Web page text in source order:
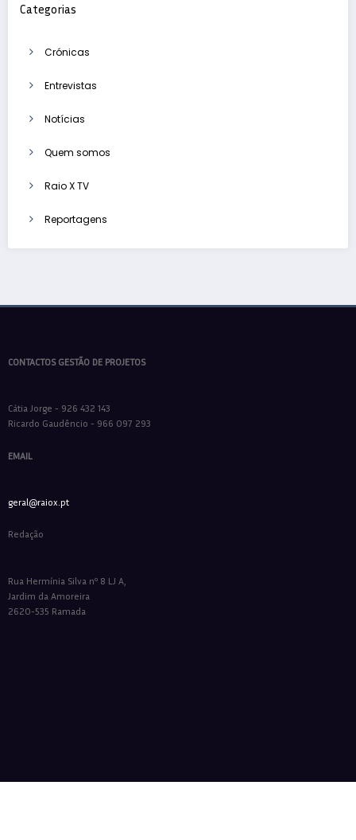
Categorias
Crónicas
Entrevistas
Notícias
Quem somos
Raio X TV
Reportagens
CONTACTOS GESTÃO DE PROJETOS
Cátia Jorge - 926 432 143
Ricardo Gaudêncio - 966 097 293
EMAIL
geral@raiox.pt
Redação
Rua Hermínia Silva nº 8 LJ A,
Jardim da Amoreira
2620-535 Ramada